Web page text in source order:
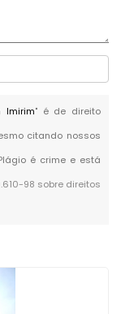
Imirim" é de direito
citando nossos
é crime e está
98 sobre direitos